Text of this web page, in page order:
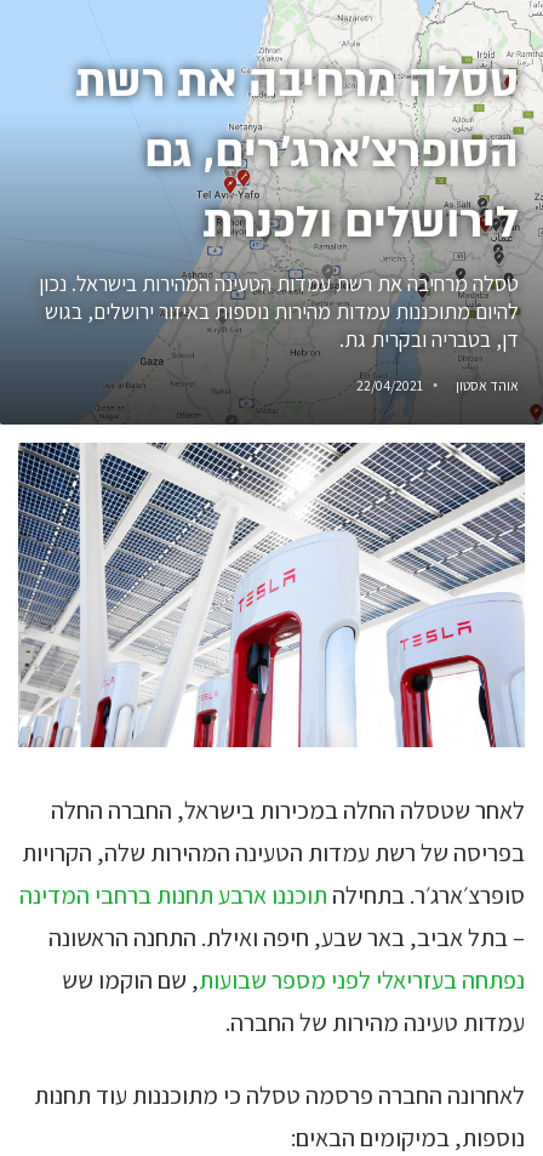
טסלה מרחיבה את רשת
הסופרצ׳ארג׳רים, גם
לירושלים ולכנרת
טסלה מרחיבה את רשת עמדות הטעינה המהירות בישראל. נכון
להיום מתוכננות עמדות מהירות נוספות באיזור ירושלים, בגוש
דן, בטבריה ובקרית גת.
אוהד אסטון 22/04/2021
לאחר שטסלה החלה במכירות בישראל, החברה החלה
בפריסה של רשת עמדות הטעינה המהירות שלה, הקרויות
סופרצ׳ארג׳ר. בתחילה תוכננו ארבע תחנות ברחבי המדינה
– בתל אביב, באר שבע, חיפה ואילת. התחנה הראשונה
נפתחה בעזריאלי לפני מספר שבועות, שם הוקמו שש
עמדות טעינה מהירות של החברה.
לאחרונה החברה פרסמה טסלה כי מתוכננות עוד תחנות
נוספות, במיקומים הבאים: